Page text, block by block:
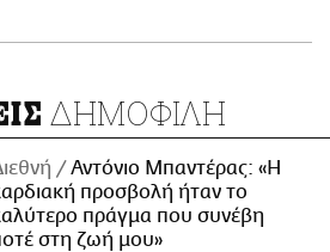
ΔΗΜΟΦΙΛΗ
Αντόνιο Μπαντέρας: «Η
προσβολή ήταν το
πράγμα που συνέβη
στη ζωή μου»